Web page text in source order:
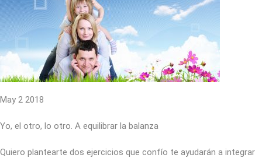
May 2 2018
Yo, el otro, lo otro. A equilibrar la balanza
Quiero plantearte dos ejercicios que confío te ayudarán a integrar